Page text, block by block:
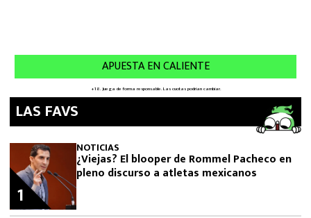
LAS FAVS
NOTICIAS
¿Viejas? El blooper de Rommel Pacheco en
pleno discurso a atletas mexicanos
1